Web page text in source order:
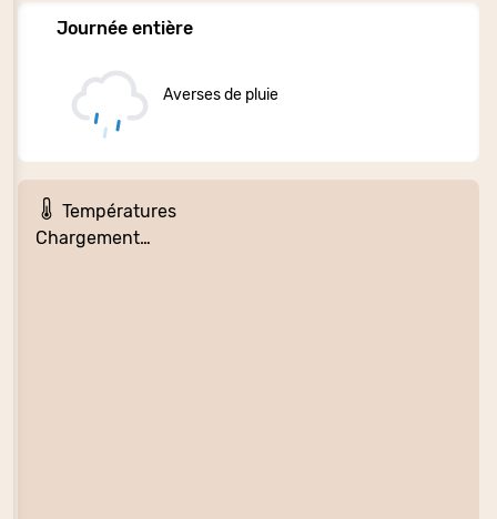
Journée entière
Averses de pluie
Températures
Chargement…